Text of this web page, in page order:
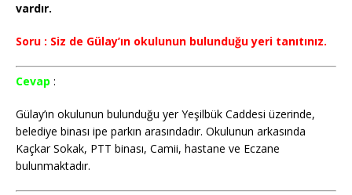
vardır.
Soru : Siz de Gülay’ın okulunun bulunduğu yeri tanıtınız.
Cevap :
Gülay’ın okulunun bulunduğu yer Yeşilbük Caddesi üzerinde,
belediye binası ipe parkın arasındadır. Okulunun arkasında
Kaçkar Sokak, PTT binası, Camii, hastane ve Eczane
bulunmaktadır.